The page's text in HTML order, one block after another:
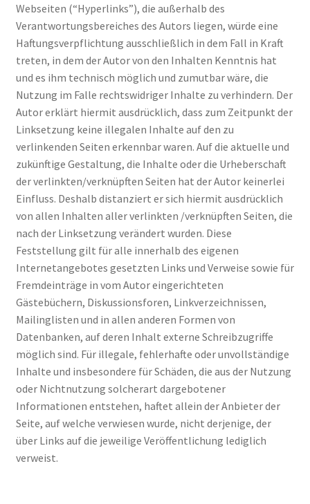
Webseiten (“Hyperlinks”), die außerhalb des
Verantwortungsbereiches des Autors liegen, würde eine
Haftungsverpflichtung ausschließlich in dem Fall in Kraft
treten, in dem der Autor von den Inhalten Kenntnis hat
und es ihm technisch möglich und zumutbar wäre, die
Nutzung im Falle rechtswidriger Inhalte zu verhindern. Der
Autor erklärt hiermit ausdrücklich, dass zum Zeitpunkt der
Linksetzung keine illegalen Inhalte auf den zu
verlinkenden Seiten erkennbar waren. Auf die aktuelle und
zukünftige Gestaltung, die Inhalte oder die Urheberschaft
der verlinkten/verknüpften Seiten hat der Autor keinerlei
Einfluss. Deshalb distanziert er sich hiermit ausdrücklich
von allen Inhalten aller verlinkten /verknüpften Seiten, die
nach der Linksetzung verändert wurden. Diese
Feststellung gilt für alle innerhalb des eigenen
Internetangebotes gesetzten Links und Verweise sowie für
Fremdeinträge in vom Autor eingerichteten
Gästebüchern, Diskussionsforen, Linkverzeichnissen,
Mailinglisten und in allen anderen Formen von
Datenbanken, auf deren Inhalt externe Schreibzugriffe
möglich sind. Für illegale, fehlerhafte oder unvollständige
Inhalte und insbesondere für Schäden, die aus der Nutzung
oder Nichtnutzung solcherart dargebotener
Informationen entstehen, haftet allein der Anbieter der
Seite, auf welche verwiesen wurde, nicht derjenige, der
über Links auf die jeweilige Veröffentlichung lediglich
verweist.